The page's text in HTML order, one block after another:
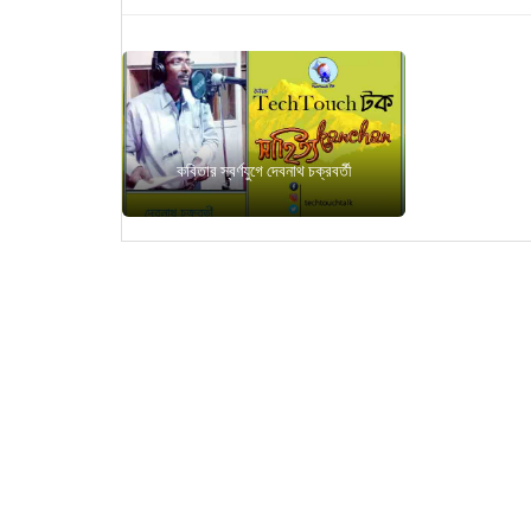
কবিতার স্বর্ণযুগে দেবনাথ চক্রবর্তী